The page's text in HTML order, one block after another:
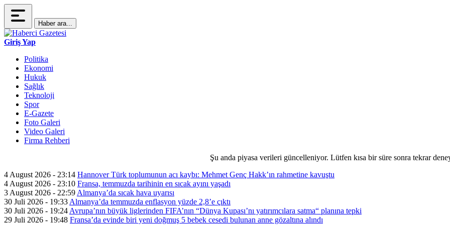
Haber ara...
Giriş Yap
Politika
Ekonomi
Hukuk
Sağlık
Teknoloji
Spor
E-Gazete
Foto Galeri
Video Galeri
Firma Rehberi
Şu anda piyasa verileri güncelleniyor. Lütfen kısa bir süre sonra tekrar
4 August 2026 - 23:14 Hannover Türk toplumunun acı kaybı: Mehmet Genç Hakk’ın rahmetine kavuştu
4 August 2026 - 23:10 Fransa, temmuzda tarihinin en sıcak ayını yaşadı
3 August 2026 - 22:59 Almanya’da sıcak hava uyarısı
30 Juli 2026 - 19:33 Almanya’da temmuzda enflasyon yüzde 2,8’e çıktı
30 Juli 2026 - 19:24 Avrupa’nın büyük liglerinden FIFA’nın “Dünya Kupası’nı yatırımcılara satma“ planına tepki
29 Juli 2026 - 19:48 Fransa’da evinde biri yeni doğmuş 5 bebek cesedi bulunan anne gözaltına alındı